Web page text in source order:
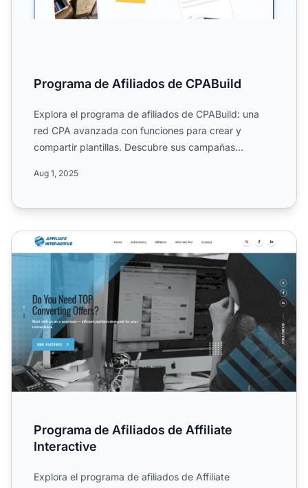
Programa de Afiliados de CPABuild
Explora el programa de afiliados de CPABuild: una
red CPA avanzada con funciones para crear y
compartir plantillas. Descubre sus campañas
Aug 1, 2025
Programa de Afiliados de Affiliate Interactive
Programa de Afiliados de Affiliate
Interactive
Explora el programa de afiliados de Affiliate